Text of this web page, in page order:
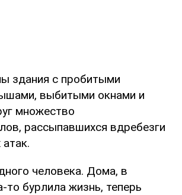
здания с пробитыми
выбитыми окнами и
множество
рассыпавшихся вдребезги
человека. Дома, в
то бурлила жизнь, теперь